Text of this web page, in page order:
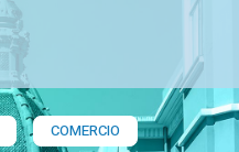
COMERCIO